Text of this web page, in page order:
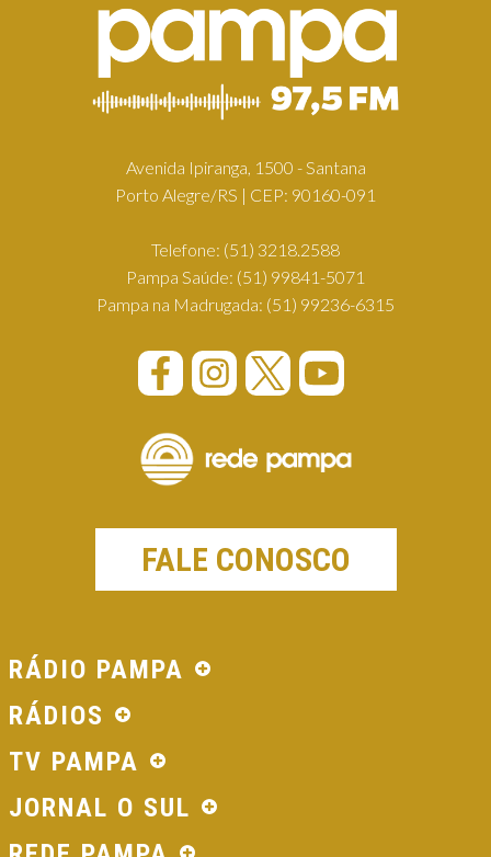
Avenida Ipiranga, 1500 - Santana
Porto Alegre/RS | CEP: 90160-091
Telefone: (51) 3218.2588
Pampa Saúde: (51) 99841-5071
Pampa na Madrugada: (51) 99236-6315
FALE CONOSCO
RÁDIO PAMPA
RÁDIOS
TV PAMPA
JORNAL O SUL